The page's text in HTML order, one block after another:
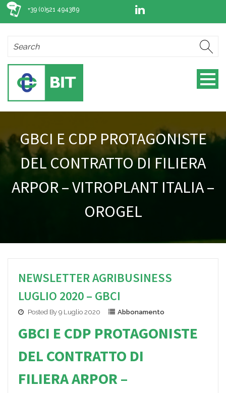
+39 (0)521 494389
GBCI E CDP PROTAGONISTE
DEL CONTRATTO DI FILIERA
ARPOR – VITROPLANT ITALIA –
OROGEL
NEWSLETTER AGRIBUSINESS
LUGLIO 2020 – GBCI
Posted By 9 Luglio 2020 Abbonamento
GBCI E CDP PROTAGONISTE
DEL CONTRATTO DI
FILIERAARPOR –